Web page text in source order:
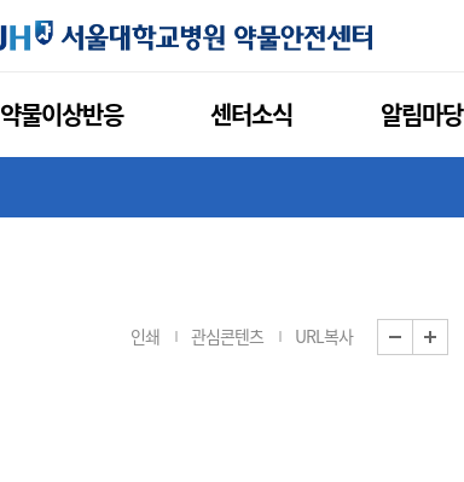
약물이상반응 센터소식 알림마당
인쇄 관심콘텐츠 URL복사 화면 축소